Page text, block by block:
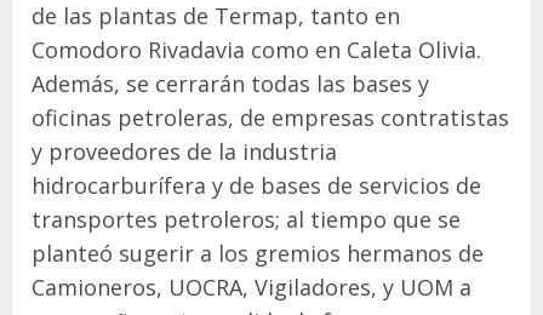
de las plantas de Termap, tanto en
Comodoro Rivadavia como en Caleta Olivia.
Además, se cerrarán todas las bases y
oficinas petroleras, de empresas contratistas
y proveedores de la industria
hidrocarburífera y de bases de servicios de
transportes petroleros; al tiempo que se
planteó sugerir a los gremios hermanos de
Camioneros, UOCRA, Vigiladores, y UOM a